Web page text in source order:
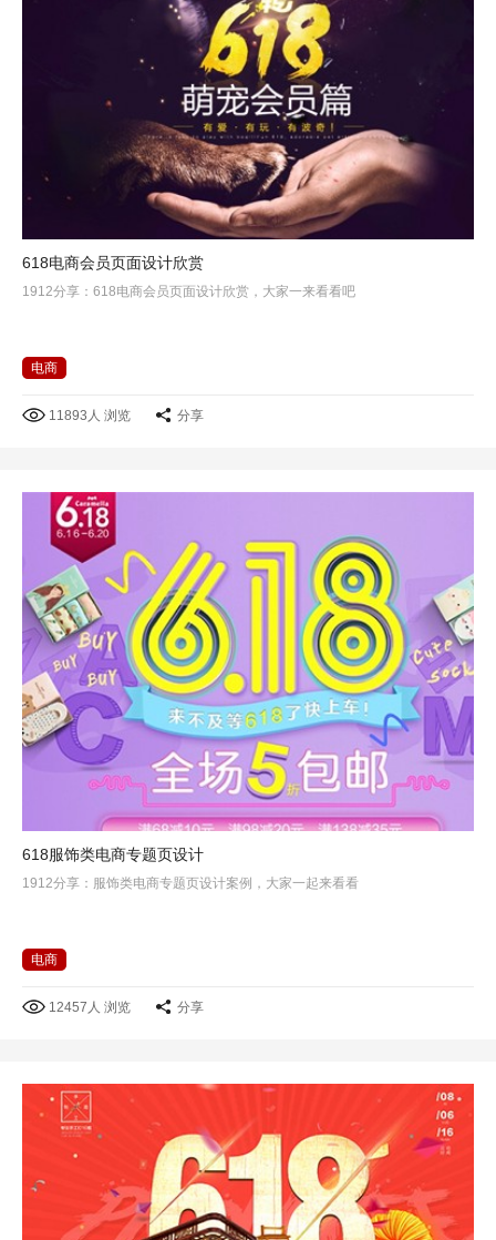
618电商会员页面设计欣赏
1912分享：618电商会员页面设计欣赏，大家一来看看吧
电商
11893人 浏览 分享
618服饰类电商专题页设计
1912分享：服饰类电商专题页设计案例，大家一起来看看
电商
12457人 浏览 分享